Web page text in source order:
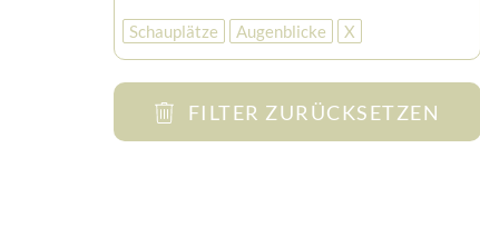
Schauplätze Augenblicke X
FILTER ZURÜCKSETZEN